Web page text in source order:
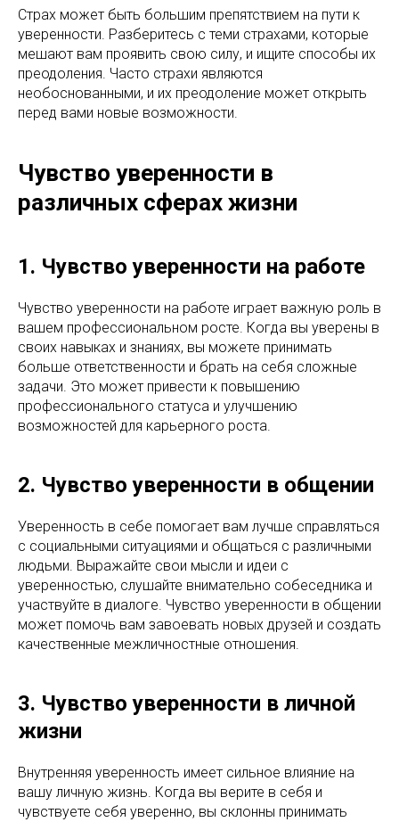
Страх может быть большим препятствием на пути к
уверенности. Разберитесь с теми страхами, которые
мешают вам проявить свою силу, и ищите способы их
преодоления. Часто страхи являются
необоснованными, и их преодоление может открыть
перед вами новые возможности.
Чувство уверенности в
различных сферах жизни
1. Чувство уверенности на работе
Чувство уверенности на работе играет важную роль в
вашем профессиональном росте. Когда вы уверены в
своих навыках и знаниях, вы можете принимать
больше ответственности и брать на себя сложные
задачи. Это может привести к повышению
профессионального статуса и улучшению
возможностей для карьерного роста.
2. Чувство уверенности в общении
Уверенность в себе помогает вам лучше справляться
с социальными ситуациями и общаться с различными
людьми. Выражайте свои мысли и идеи с
уверенностью, слушайте внимательно собеседника и
участвуйте в диалоге. Чувство уверенности в общении
может помочь вам завоевать новых друзей и создать
качественные межличностные отношения.
3. Чувство уверенности в личной
жизни
Внутренняя уверенность имеет сильное влияние на
вашу личную жизнь. Когда вы верите в себя и
чувствуете себя уверенно, вы склонны принимать